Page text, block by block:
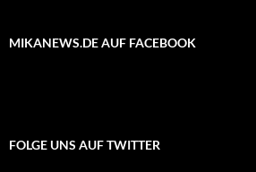
MIKANEWS.DE AUF FACEBOOK
FOLGE UNS AUF TWITTER